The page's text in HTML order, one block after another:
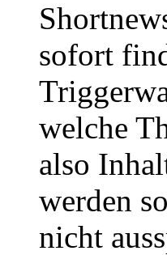
sofort
welche
also
werden
nicht